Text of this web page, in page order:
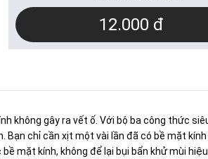
12.000 đ
không gây ra vết ố. Với bộ ba công thức
chỉ cần xịt một vài lần đã có bề mặt kính
mặt kính, không để lại bụi bẩn khử mùi